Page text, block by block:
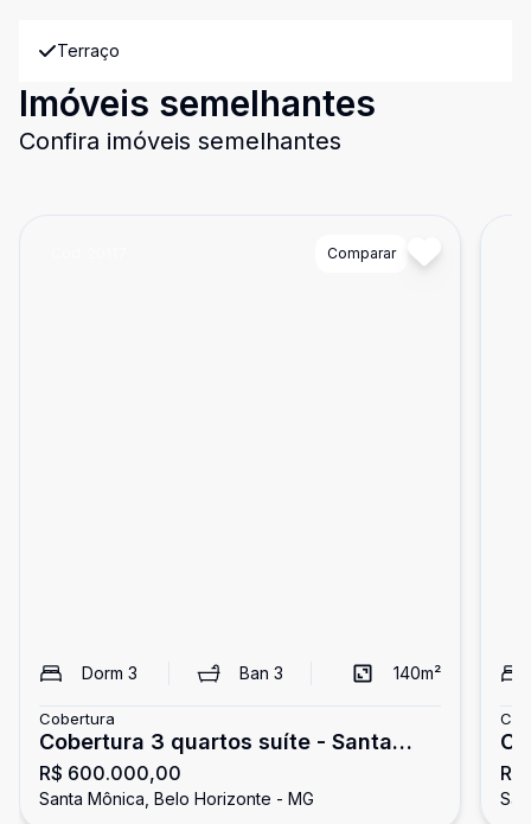
Terraço
Imóveis semelhantes
Confira imóveis semelhantes
Comparar
Dorm 3 Ban3 140m²
Cobertura
Cobertura 3 quartos suíte - Santa
Mônica
R$ 600.000,00
Santa Mônica, Belo Horizonte - MG